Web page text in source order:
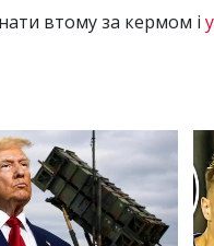
втому за кермом і